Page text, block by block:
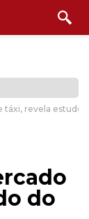
táxi, revela estudo
do